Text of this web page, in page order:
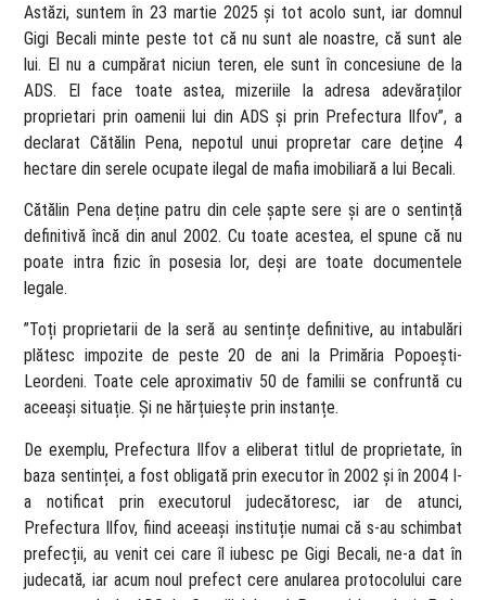
Astăzi, suntem în 23 martie 2025 și tot acolo sunt, iar domnul
Gigi Becali minte peste tot că nu sunt ale noastre, că sunt ale
lui. El nu a cumpărat niciun teren, ele sunt în concesiune de la
ADS. El face toate astea, mizeriile la adresa adevăraților
proprietari prin oamenii lui din ADS și prin Prefectura Ilfov”, a
declarat Cătălin Pena, nepotul unui propretar care deține 4
hectare din serele ocupate ilegal de mafia imobiliară a lui Becali.
Cătălin Pena deține patru din cele șapte sere și are o sentință
definitivă încă din anul 2002. Cu toate acestea, el spune că nu
poate intra fizic în posesia lor, deși are toate documentele
legale.
”Toți proprietarii de la seră au sentințe definitive, au intabulări
plătesc impozite de peste 20 de ani la Primăria Popoești-
Leordeni. Toate cele aproximativ 50 de familii se confruntă cu
aceeași situație. Și ne hărțuiește prin instanțe.
De exemplu, Prefectura Ilfov a eliberat titlul de proprietate, în
baza sentinței, a fost obligată prin executor în 2002 și în 2004 l-
a notificat prin executorul judecătoresc, iar de atunci,
Prefectura Ilfov, fiind aceeași instituție numai că s-au schimbat
prefecții, au venit cei care îl iubesc pe Gigi Becali, ne-a dat în
judecată, iar acum noul prefect cere anularea protocolului care